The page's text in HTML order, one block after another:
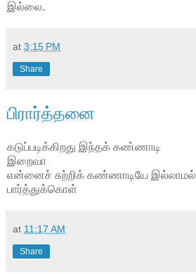
இல்லை.
at 3:15 PM
Share
பிரார்த்தனை
கடுப்படிக்கிறது இந்தக் கண்ணாடி
இறைவா
என்னைச் சுற்றிக் கண்ணாடியே இல்லாமல்
பார்த்துக்கொள்
at 11:17 AM
Share